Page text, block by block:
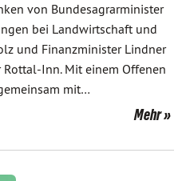
von Bundesagrarminister
bei Landwirtschaft und
und Finanzminister Lindner
Inn. Mit einem Offenen
mit…
Mehr